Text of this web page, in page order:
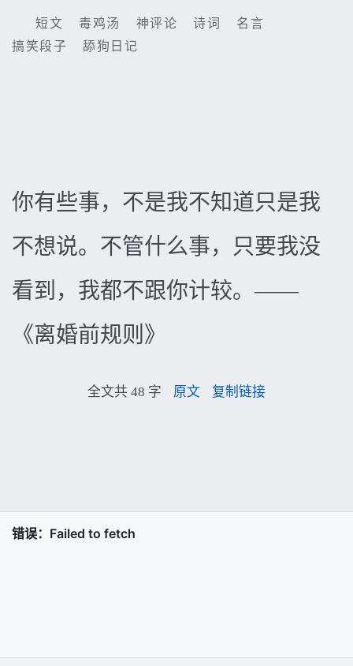
短文 毒鸡汤 神评论 诗词
名言
搞笑段子
舔狗日记
你有些事，不是我不知道只是我
不想说。不管什么事，只要我没
看到，我都不跟你计较。——
《离婚前规则》
全文共 48 字 原文 复制链接